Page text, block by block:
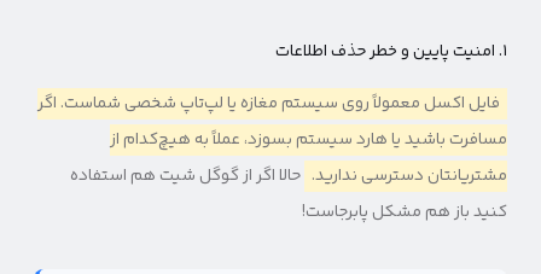
فایل اکسل معمولاً روی سیستم مغازه یا لپ‌تاپ شخصی شماست. اگر
مسافرت باشید یا هارد سیستم بسوزد، عملاً به هیچ‌کدام از
مشتریانتان دسترسی ندارید.
حالا اگر از گوگل شیت هم استفاده
کنید باز هم مشکل پابرجاست!